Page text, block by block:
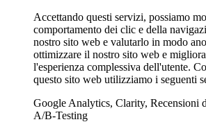
Accettando questi servizi, possiamo
comportamento dei clic e della
nostro sito web e valutarlo in modo
ottimizzare il nostro sito web e
l'esperienza complessiva dell'utente.
questo sito web utilizziamo i seguenti
Google Analytics, Clarity, Recensioni
A/B-Testing